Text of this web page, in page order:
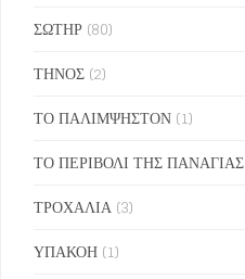
ΣΩΤΗΡ (80)
ΤΗΝΟΣ (2)
ΤΟ ΠΑΛΙΜΨΗΣΤΟΝ (1)
ΤΟ ΠΕΡΙΒΟΛΙ ΤΗΣ ΠΑΝΑΓΙΑΣ
ΤΡΟΧΑΛΙΑ (3)
ΥΠΑΚΟΗ (1)